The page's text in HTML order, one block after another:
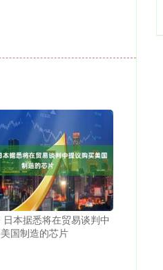
日本据悉将在贸易谈判中
国制造的芯片